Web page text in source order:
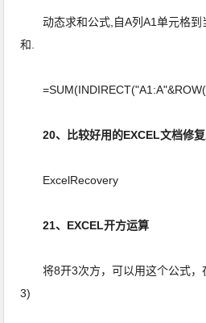
动态求和公式,自A列A1单元格到
和.
20、比较好用的EXCEL文档修
ExcelRecovery
21、EXCEL开方运算
将8开3次方，可以用这个公式
3)